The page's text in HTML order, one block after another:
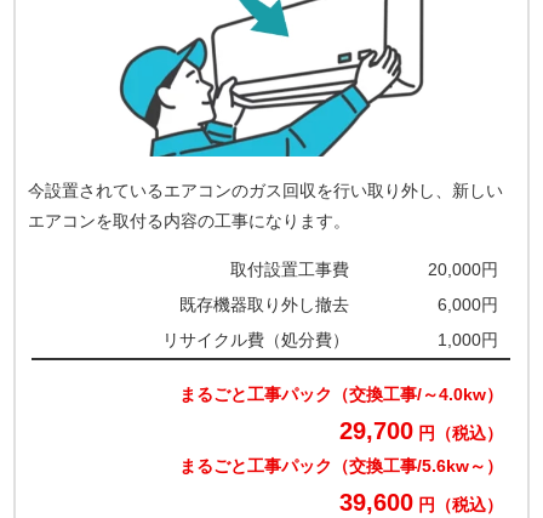
今設置されているエアコンのガス回収を行い取り外し、新しい
エアコンを取付る内容の工事になります。
取付設置工事費
20,000円
既存機器取り外し撤去
6,000円
リサイクル費（処分費）
1,000円
まるごと工事パック（交換工事/～4.0kw）
29,700 円（税込）
まるごと工事パック（交換工事/5.6kw～）
39,600 円（税込）